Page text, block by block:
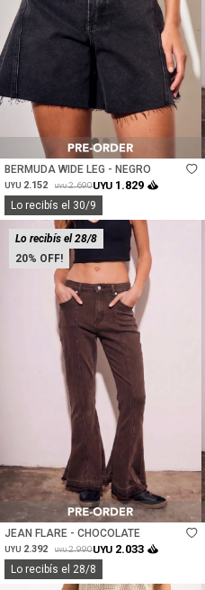
Talle
BERMUDA WIDE LEG - NEGRO
UYU 2.152 UYU 2.690UYU 1.829
Lo recibís el 30/9
20
Lo recibís el 28/8
Talle
JEAN FLARE - CHOCOLATE
UYU 2.392 UYU 2.990UYU 2.033
Lo recibís el 28/8